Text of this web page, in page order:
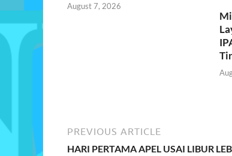
August 7, 2026
PREVIOUS ARTICLE
HARI PERTAMA APEL USAI LIBUR